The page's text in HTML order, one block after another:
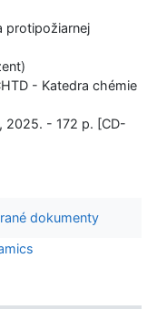
protipožiarnej
- Katedra chémie
, 2025. - 172 p. [CD-
dokumenty